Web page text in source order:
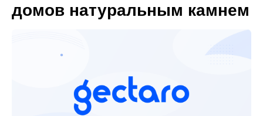
домов натуральным камнем